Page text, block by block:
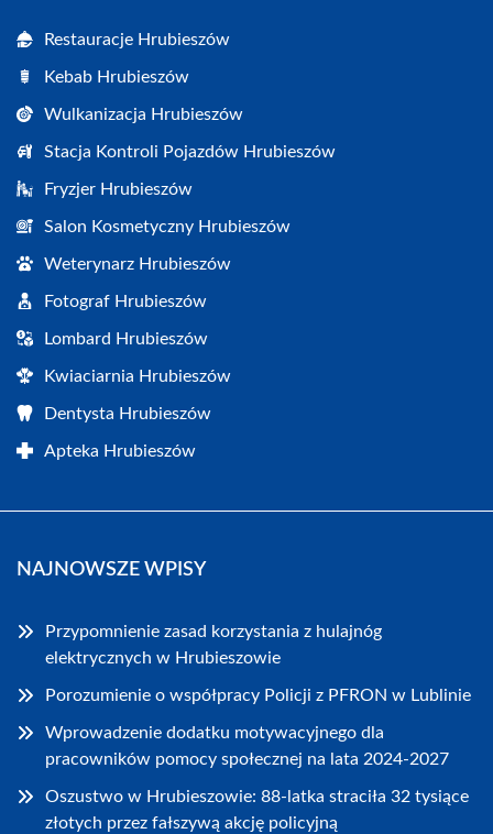
Restauracje Hrubieszów
Kebab Hrubieszów
Wulkanizacja Hrubieszów
Stacja Kontroli Pojazdów Hrubieszów
Fryzjer Hrubieszów
Salon Kosmetyczny Hrubieszów
Weterynarz Hrubieszów
Fotograf Hrubieszów
Lombard Hrubieszów
Kwiaciarnia Hrubieszów
Dentysta Hrubieszów
Apteka Hrubieszów
NAJNOWSZE WPISY
Przypomnienie zasad korzystania z hulajnóg
elektrycznych w Hrubieszowie
Porozumienie o współpracy Policji z PFRON w Lublinie
Wprowadzenie dodatku motywacyjnego dla
pracowników pomocy społecznej na lata 2024-2027
Oszustwo w Hrubieszowie: 88-latka straciła 32 tysiące
złotych przez fałszywą akcję policyjną